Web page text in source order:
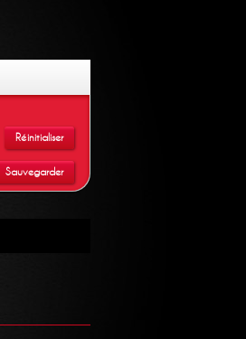
Réinitialiser
Sauvegarder